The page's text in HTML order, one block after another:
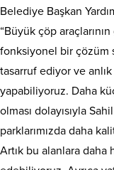
Belediye Başkan
“Büyük çöp
fonksiyonel bir çözüm
tasarruf ediyor ve
yapabiliyoruz. Daha
olması dolayısıyla
parklarımızda daha
Artık bu alanlara daha